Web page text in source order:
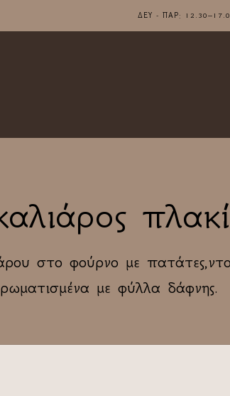
ΔΕΥ - ΠΑΡ:
πλακί
στο φούρνο με
με φύλλα δάφνης.